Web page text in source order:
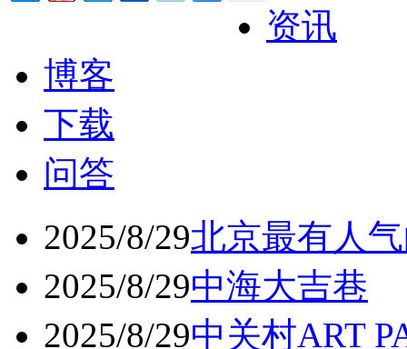
资讯
博客
下载
问答
2025/8/29北京最有人
2025/8/29中海大吉巷
2025/8/29中关村ART